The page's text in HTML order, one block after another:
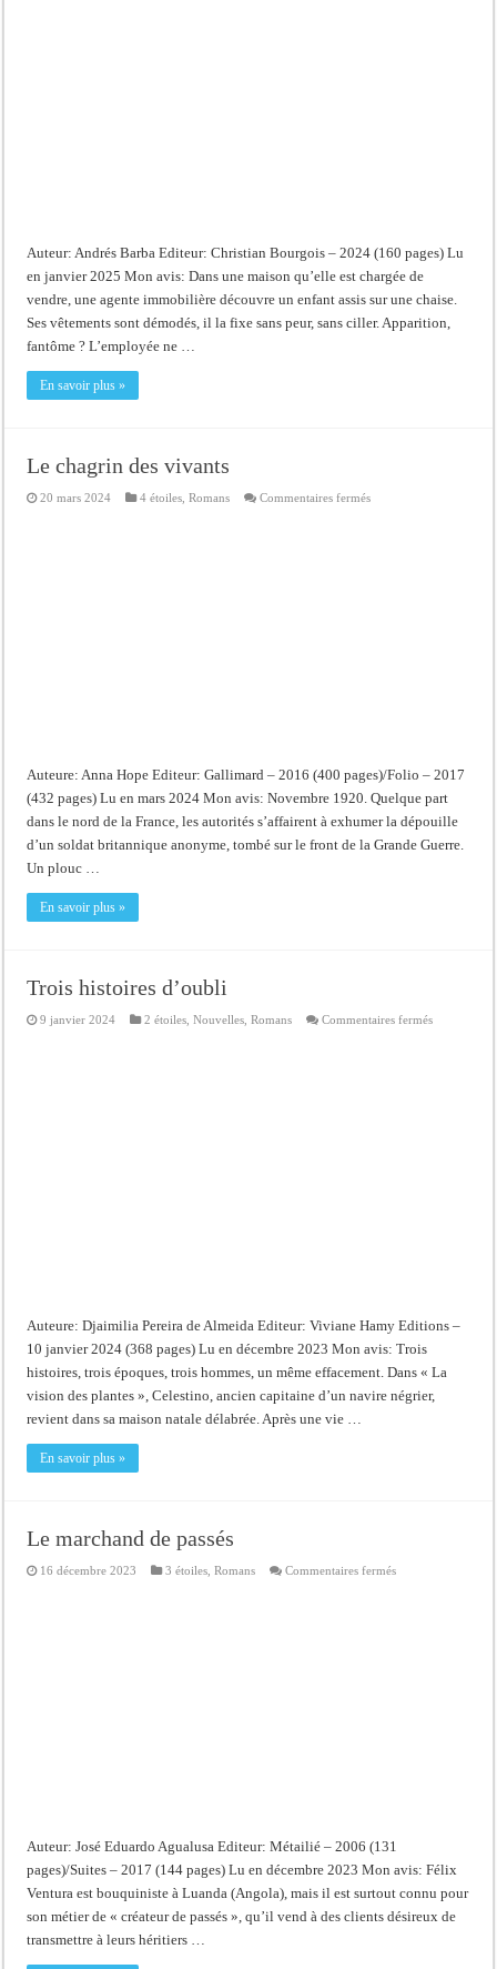
Auteur: Andrés Barba Editeur: Christian Bourgois – 2024 (160 pages) Lu
en janvier 2025 Mon avis: Dans une maison qu’elle est chargée de
vendre, une agente immobilière découvre un enfant assis sur une chaise.
Ses vêtements sont démodés, il la fixe sans peur, sans ciller. Apparition,
fantôme ? L’employée ne …
En savoir plus »
Le chagrin des vivants
20 mars 2024 4 étoiles ,Romans Commentaires ferméssur
Auteure: Anna Hope Editeur: Gallimard – 2016 (400 pages)/Folio – 2017
(432 pages) Lu en mars 2024 Mon avis: Novembre 1920. Quelque part
dans le nord de la France, les autorités s’affairent à exhumer la dépouille
d’un soldat britannique anonyme, tombé sur le front de la Grande Guerre.
Un plouc …
En savoir plus »
Trois histoires d’oubli
9 janvier 2024 2 étoiles ,Nouvelles ,Romans Commentaires ferméssur
Auteure: Djaimilia Pereira de Almeida Editeur: Viviane Hamy Editions –
10 janvier 2024 (368 pages) Lu en décembre 2023 Mon avis: Trois
histoires, trois époques, trois hommes, un même effacement. Dans « La
vision des plantes », Celestino, ancien capitaine d’un navire négrier,
revient dans sa maison natale délabrée. Après une vie …
En savoir plus »
Le marchand de passés
16 décembre 2023 3 étoiles ,Romans Commentaires ferméssur
Auteur: José Eduardo Agualusa Editeur: Métailié – 2006 (131
pages)/Suites – 2017 (144 pages) Lu en décembre 2023 Mon avis: Félix
Ventura est bouquiniste à Luanda (Angola), mais il est surtout connu pour
son métier de « créateur de passés », qu’il vend à des clients désireux de
transmettre à leurs héritiers …